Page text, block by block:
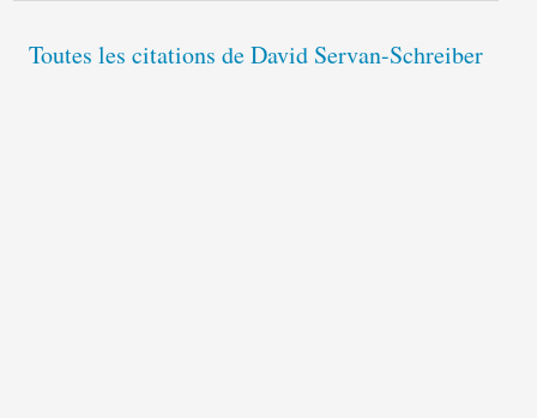
Toutes les citations de David Servan-Schreiber